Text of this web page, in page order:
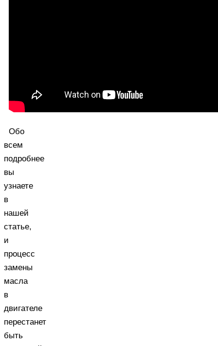
Обо
всем
подробнее
вы
узнаете
в
нашей
статье,
и
процесс
замены
масла
в
двигателе
перестанет
быть